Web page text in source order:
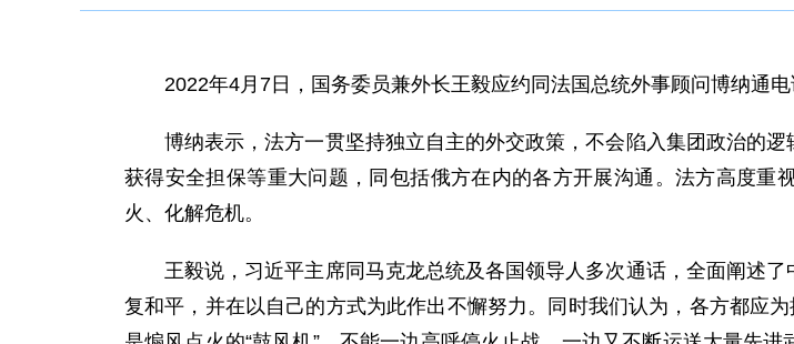
2022年4月7日，国务委员兼外长王毅应约同法国总统外事顾问博纳通
博纳表示，法方一贯坚持独立自主的外交政策，不会陷入集团政治的
获得安全担保等重大问题，同包括俄方在内的各方开展沟通。法方高度
火、化解危机。
王毅说，习近平主席同马克龙总统及各国领导人多次通话，全面阐述
复和平，并在以自己的方式为此作出不懈努力。同时我们认为，各方都应